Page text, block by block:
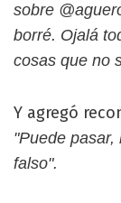
sobre
borré. Ojalá
cosas que no
Y agregó
"Puede
falso".